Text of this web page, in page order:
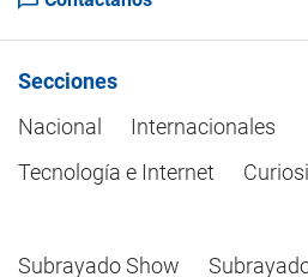
Secciones
Nacional
Internacionales
Tecnología e Internet
Subrayado Show